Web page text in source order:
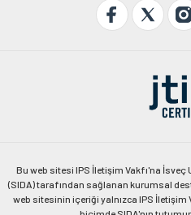
Bu web sitesi IPS İletişim Vakfı'na İsveç
(SIDA) tarafından sağlanan kurumsal
web sitesinin içeriği yalnızca IPS İletişim